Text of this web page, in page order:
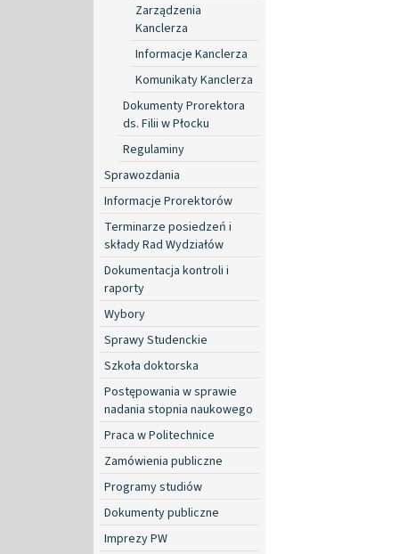
Zarządzenia
Kanclerza
Informacje Kanclerza
Komunikaty Kanclerza
Dokumenty Prorektora
ds. Filii w Płocku
Regulaminy
Sprawozdania
Informacje Prorektorów
Terminarze posiedzeń i
składy Rad Wydziałów
Dokumentacja kontroli i
raporty
Wybory
Sprawy Studenckie
Szkoła doktorska
Postępowania w sprawie
nadania stopnia naukowego
Praca w Politechnice
Zamówienia publiczne
Programy studiów
Dokumenty publiczne
Imprezy PW